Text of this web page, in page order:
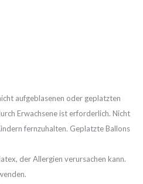
aufgeblasenen oder geplatzten
Erwachsene ist erforderlich. Nicht
fernzuhalten. Geplatzte Ballons
der Allergien verursachen kann.